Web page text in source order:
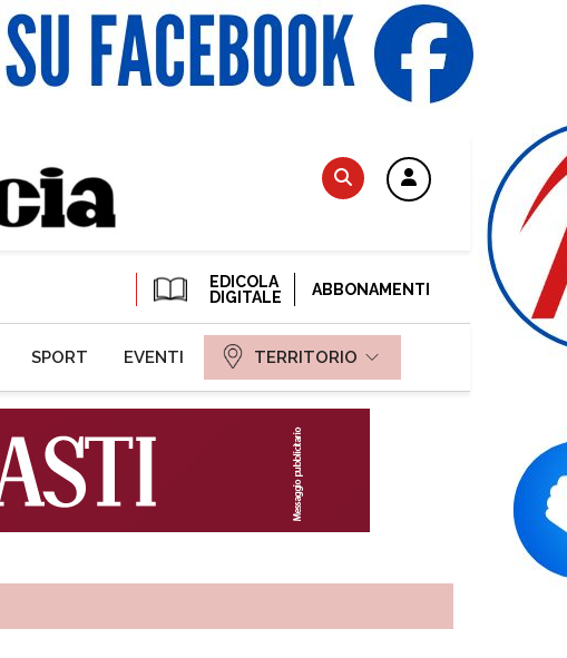
EDICOLA
DIGITALE
ABBONAMENTI
SPORT EVENTI TERRITORIO